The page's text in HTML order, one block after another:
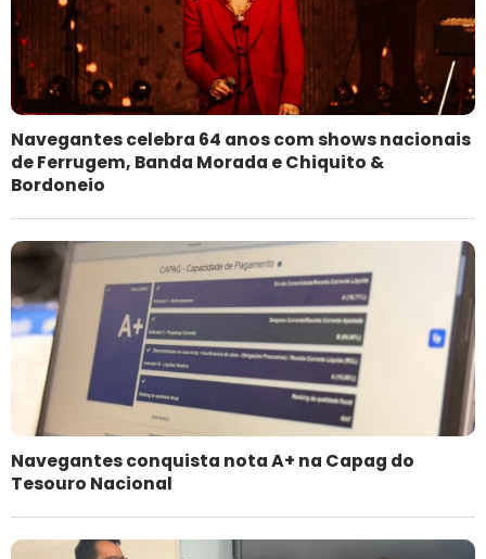
Navegantes celebra 64 anos com shows nacionais
de Ferrugem, Banda Morada e Chiquito &
Bordoneio
Navegantes conquista nota A+ na Capag do
Tesouro Nacional